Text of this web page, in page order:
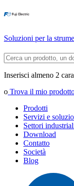
Soluzioni per la
Inserisci almeno 2
o Trova il mio
Prodotti
Servizi e
Settori
Download
Contatto
Società
Blog